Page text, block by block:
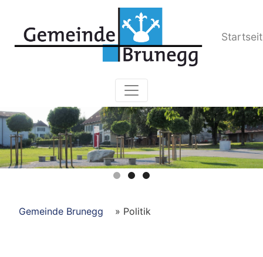
Hauptnavigation
Pfadnavigation
Gemeinde Brunegg Politik